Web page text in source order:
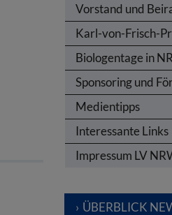
Vorstand und
Karl-von-Frisch-
Biologentage in
Sponsoring und
Medientipps
Interessante Links
Impressum LV
ÜBERBLICK